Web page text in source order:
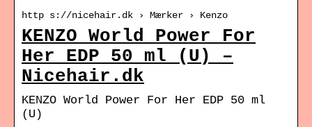
http s://nicehair.dk › Mærker › Kenzo
KENZO World Power For
Her EDP 50 ml (U) –
Nicehair.dk
KENZO World Power For Her EDP 50 ml
(U)